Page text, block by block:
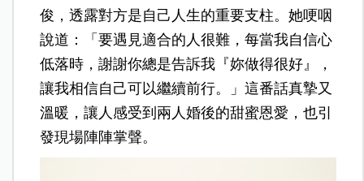
俊，透露對方是自己人生的重要支柱。她哽咽
說道：「要遇見適合的人很難，每當我自信心
低落時，謝謝你總是告訴我『妳做得很好』，
讓我相信自己可以繼續前行。」這番話真摯又
溫暖，讓人感受到兩人婚後的甜蜜恩愛，也引
發現場陣陣掌聲。